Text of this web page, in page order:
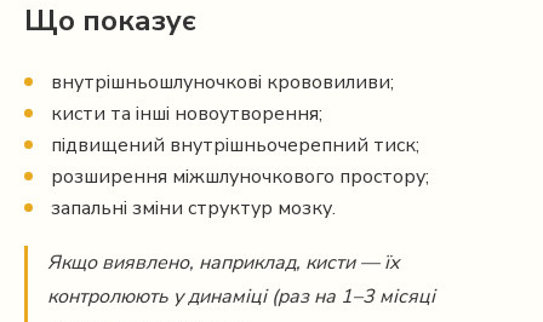
Що показує
внутрішньошлуночкові крововиливи;
кисти та інші новоутворення;
підвищений внутрішньочерепний тиск;
розширення міжшлуночкового простору;
запальні зміни структур мозку.
Якщо виявлено, наприклад, кисти — їх
контролюють у динаміці (раз на 1–3 місяці